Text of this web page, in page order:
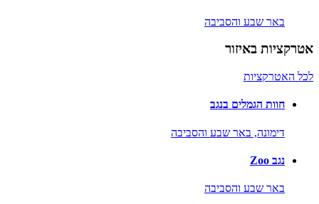
באר שבע והסביבה
אטרקציות באיזור
לכל האטרקציות
חוות הגמלים בנגב
דימונה, באר שבע והסביבה
נגב Zoo
באר שבע והסביבה